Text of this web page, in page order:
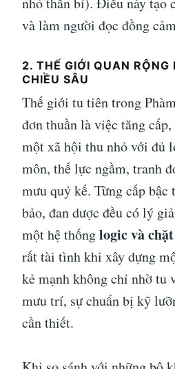
và làm người đọc đồng
2. THẾ GIỚI QUAN RỘNG
CHIỀU SÂU
Thế giới tu tiên trong
đơn thuần là việc tăng
một xã hội thu nhỏ với đủ
môn, thế lực ngầm, tranh
mưu quỷ kế. Từng cấp
bảo, đan dược đều có lý
một hệ thốnglogic và
rất tài tình khi xây dựng
kẻ mạnh không chỉ nhờ tu
mưu trí, sự chuẩn bị kỹ
cần thiết.